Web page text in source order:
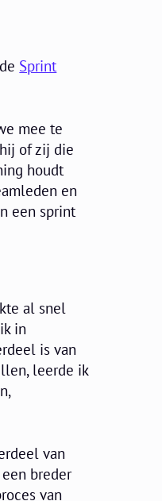
Sprint
mee te
of zij die
houdt
en
een sprint
al snel
in
is van
leerde ik
van
breder
van